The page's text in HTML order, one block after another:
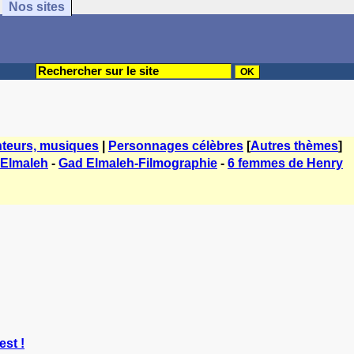
Nos sites
musiques Personnages célèbres [Autres thèmes]
- Gad Elmaleh-Filmographie - 6 femmes de Henry
!